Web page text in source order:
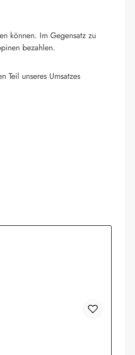
können. Im Gegensatz zu
bezahlen.
unseres Umsatzes